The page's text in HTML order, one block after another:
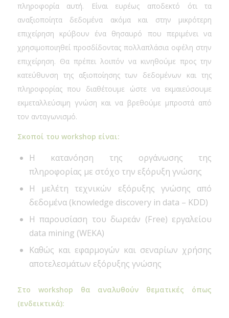
πληροφορία αυτή. Είναι ευρέως αποδεκτό ότι τα
αναξιοποίητα δεδομένα ακόμα και στην μικρότερη
επιχείρηση κρύβουν ένα θησαυρό που περιμένει να
χρησιμοποιηθεί προσδίδοντας πολλαπλάσια οφέλη στην
επιχείρηση. Θα πρέπει λοιπόν να κινηθούμε προς την
κατεύθυνση της αξιοποίησης των δεδομένων και της
πληροφορίας που διαθέτουμε ώστε να εκμαιεύσουμε
εκμεταλλεύσιμη γνώση και να βρεθούμε μπροστά από
τον ανταγωνισμό.
Σκοποί του workshop είναι:
Η κατανόηση της οργάνωσης της
πληροφορίας με στόχο την εξόρυξη γνώσης
Η μελέτη τεχνικών εξόρυξης γνώσης από
δεδομένα (knowledge discovery in data – KDD)
Η παρουσίαση του δωρεάν (Free) εργαλείου
data mining (WEKA)
Καθώς και εφαρμογών και σεναρίων χρήσης
αποτελεσμάτων εξόρυξης γνώσης
Στο workshop θα αναλυθούν θεματικές όπως
(ενδεικτικά):